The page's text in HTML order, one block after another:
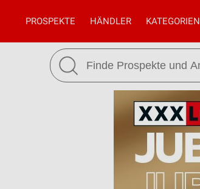
PROSPEKTE HÄNDLER KATEGORIEN